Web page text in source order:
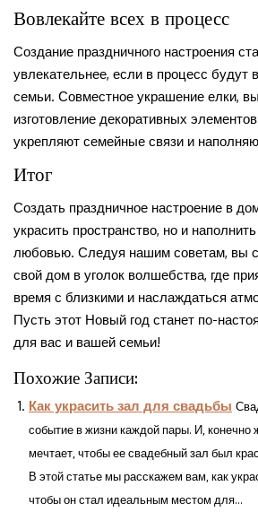
Вовлекайте всех в процесс
Создание праздничного настроения
увлекательнее, если в процесс будут
семьи. Совместное украшение елки,
изготовление декоративных
укрепляют семейные связи и
Итог
Создать праздничное настроение в
украсить пространство, но и
любовью. Следуя нашим советам, вы
свой дом в уголок волшебства, где
время с близкими и наслаждаться
Пусть этот Новый год станет по-
для вас и вашей семьи!
Похожие Записи:
Как украсить зал для свадьбы
событие в жизни каждой пары. И, конечно
мечтает, чтобы ее свадебный зал был
В этой статье мы расскажем вам, как
чтобы он стал идеальным местом для...